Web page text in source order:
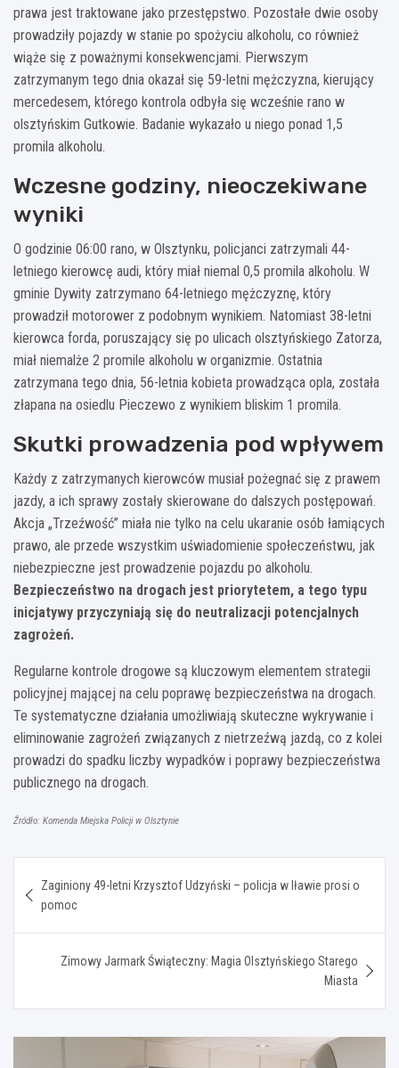
prawa jest traktowane jako przestępstwo. Pozostałe dwie osoby
prowadziły pojazdy w stanie po spożyciu alkoholu, co również
wiąże się z poważnymi konsekwencjami. Pierwszym
zatrzymanym tego dnia okazał się 59-letni mężczyzna, kierujący
mercedesem, którego kontrola odbyła się wcześnie rano w
olsztyńskim Gutkowie. Badanie wykazało u niego ponad 1,5
promila alkoholu.
Wczesne godziny, nieoczekiwane
wyniki
O godzinie 06:00 rano, w Olsztynku, policjanci zatrzymali 44-
letniego kierowcę audi, który miał niemal 0,5 promila alkoholu. W
gminie Dywity zatrzymano 64-letniego mężczyznę, który
prowadził motorower z podobnym wynikiem. Natomiast 38-letni
kierowca forda, poruszający się po ulicach olsztyńskiego Zatorza,
miał niemalże 2 promile alkoholu w organizmie. Ostatnia
zatrzymana tego dnia, 56-letnia kobieta prowadząca opla, została
złapana na osiedlu Pieczewo z wynikiem bliskim 1 promila.
Skutki prowadzenia pod wpływem
Każdy z zatrzymanych kierowców musiał pożegnać się z prawem
jazdy, a ich sprawy zostały skierowane do dalszych postępowań.
Akcja „Trzeźwość” miała nie tylko na celu ukaranie osób łamiących
prawo, ale przede wszystkim uświadomienie społeczeństwu, jak
niebezpieczne jest prowadzenie pojazdu po alkoholu.
Bezpieczeństwo na drogach jest priorytetem, a tego typu
inicjatywy przyczyniają się do neutralizacji potencjalnych
zagrożeń.
Regularne kontrole drogowe są kluczowym elementem strategii
policyjnej mającej na celu poprawę bezpieczeństwa na drogach.
Te systematyczne działania umożliwiają skuteczne wykrywanie i
eliminowanie zagrożeń związanych z nietrzeźwą jazdą, co z kolei
prowadzi do spadku liczby wypadków i poprawy bezpieczeństwa
publicznego na drogach.
Źródło: Komenda Miejska Policji w Olsztynie
wpisu
Zaginiony 49-letni Krzysztof Udzyński – policja w Iławie prosi o
pomoc
Zimowy Jarmark Świąteczny: Magia Olsztyńskiego Starego
Miasta